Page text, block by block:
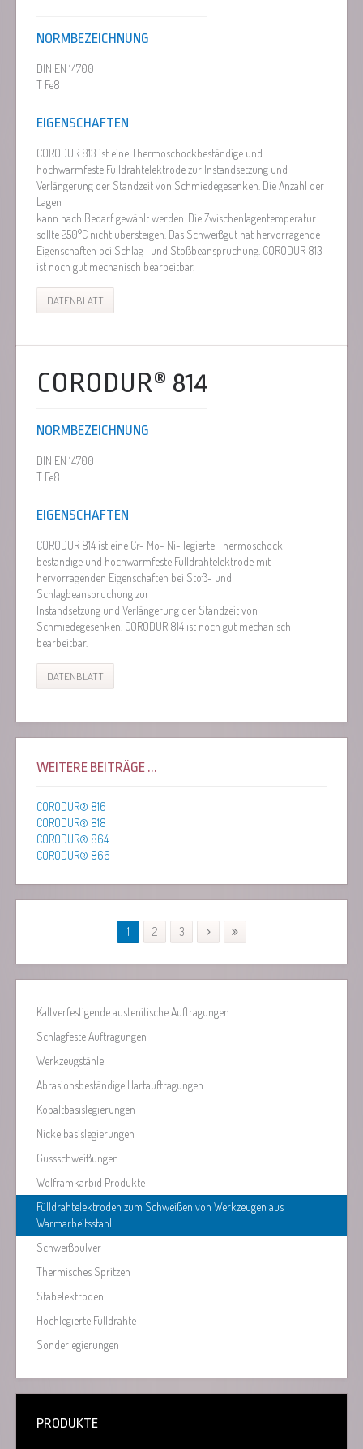
NORMBEZEICHNUNG
DIN EN 14700
T Fe8
EIGENSCHAFTEN
CORODUR 813 ist eine Thermoschockbeständige und
hochwarmfeste Fülldrahtelektrode zur Instandsetzung und
Verlängerung der Standzeit von Schmiedegesenken. Die Anzahl der
Lagen
kann nach Bedarf gewählt werden. Die Zwischenlagentemperatur
sollte 250°C nicht übersteigen. Das Schweißgut hat hervorragende
Eigenschaften bei Schlag- und Stoßbeanspruchung. CORODUR 813
ist noch gut mechanisch bearbeitbar.
DATENBLATT
CORODUR® 814
NORMBEZEICHNUNG
DIN EN 14700
T Fe8
EIGENSCHAFTEN
CORODUR 814 ist eine Cr- Mo- Ni- legierte Thermoschock
beständige und hochwarmfeste Fülldrahtelektrode mit
hervorragenden Eigenschaften bei Stoß- und
Schlagbeanspruchung zur
Instandsetzung und Verlängerung der Standzeit von
Schmiedegesenken. CORODUR 814 ist noch gut mechanisch
bearbeitbar.
DATENBLATT
WEITERE BEITRÄGE ...
CORODUR® 816
CORODUR® 818
CORODUR® 864
CORODUR® 866
1 2 3
Kaltverfestigende austenitische Auftragungen
Schlagfeste Auftragungen
Werkzeugstähle
Abrasionsbeständige Hartauftragungen
Kobaltbasislegierungen
Nickelbasislegierungen
Gussschweißungen
Wolframkarbid Produkte
Fülldrahtelektroden zum Schweißen von Werkzeugen aus
Warmarbeitsstahl
Schweißpulver
Thermisches Spritzen
Stabelektroden
Hochlegierte Fülldrähte
Sonderlegierungen
PRODUKTE